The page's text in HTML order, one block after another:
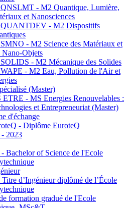
- M2 Quantique, Lumière,
et Nanosciences
- M2 Dispositifs
- M2 Science des Matériaux et
Nano-Objets
- M2 Mécanique des Solides
- M2 Eau, Pollution de l'Air et
(Master)
ETRE - MS Energies Renouvelables :
et Entrepreneuriat (Master)
d'échange
- Diplôme EuroteQ
- 2023
Bachelor of Science de l'Ecole
d’Ingénieur diplômé de l’École
formation gradué de l'Ecole